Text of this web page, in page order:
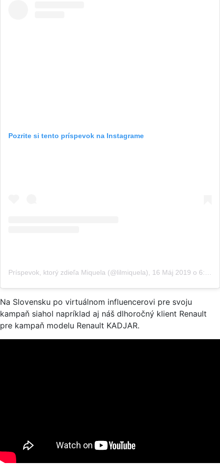
Pozrite si tento príspevok na Instagrame
Príspevok, ktorý zdieľa Miquela (@lilmiquela) 16 Máj 2019 o 6:00 PDT
Na Slovensku po virtuálnom influencerovi pre svoju
kampaň siahol napríklad aj náš dlhoročný klient Renault
pre kampaň modelu Renault KADJAR.